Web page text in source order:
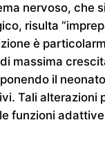
nervoso, che
risulta
è
massima
il
Tali alterazioni
funzioni